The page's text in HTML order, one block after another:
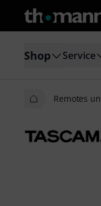
Shop Service
Remotes